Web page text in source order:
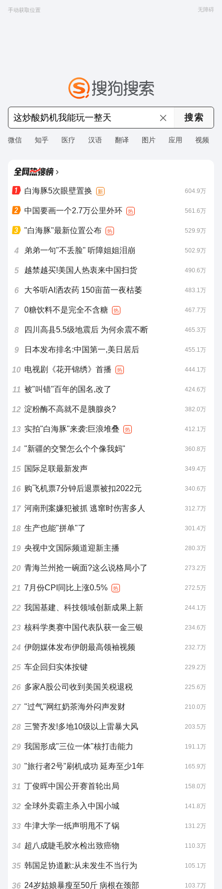
手动获取位置 无障碍
微信 知乎 医疗 汉语 翻译 图片 应用 视频
›
白海豚5次眼壁置换 新 604.9万
中国要画一个2.7万公里外环 热 561.6万
"白海豚"最新位置公布 热 529.9万
4 弟弟一句"不丢脸" 听障姐姐泪崩 502.9万
5 越禁越买!美国人热衷来中国扫货 490.6万
6 大爷听AI洒农药 150亩苗一夜枯萎 483.1万
7 0糖饮料不是完全不含糖 热 467.7万
8 四川高县5.5级地震后 为何余震不断 465.3万
9 日本发布排名:中国第一,美日居后 455.1万
10 电视剧《花开锦绣》首播 热 444.1万
11 被"叫错"百年的国名,改了 424.6万
12 淀粉酶不高就不是胰腺炎? 382.0万
13 实拍"白海豚"来袭:巨浪堆叠 热 412.1万
14 "新疆的交警怎么个个像我妈" 360.8万
15 国际足联最新发声 349.4万
16 购飞机票7分钟后退票被扣2022元 340.6万
17 河南刑案嫌犯被抓 逃窜时伤害多人 312.7万
18 生产也能"拼单"了 301.4万
19 央视中文国际频道迎新主播 280.3万
20 青海兰州抢一碗面?这么说格局小了 273.2万
21 7月份CPI同比上涨0.5% 热 272.5万
22 我国基建、科技领域创新成果上新 244.1万
23 核科学奥赛中国代表队获一金三银 234.6万
24 伊朗媒体发布伊朗最高领袖视频 232.7万
25 车企回归实体按键 229.2万
26 多家A股公司收到美国关税退税 225.6万
27 "过气"网红奶茶海外闷声发财 210.0万
28 三警齐发!多地10级以上雷暴大风 203.5万
29 我国形成"三位一体"核打击能力 191.1万
30 "旅行者2号"刷机成功 延寿至少1年 165.9万
31 丁俊晖中国公开赛首轮出局 158.0万
32 全球外卖霸主杀入中国小城 141.8万
33 牛津大学一纸声明甩不了锅 131.2万
34 超八成睫毛胶水检出致癌物 110.3万
35 韩国足协道歉:从未发生不当行为 105.1万
36 24岁姑娘暴瘦至50斤 病根在颈部 103.7万